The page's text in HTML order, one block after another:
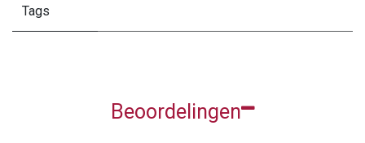
Tags
Beoordelingen